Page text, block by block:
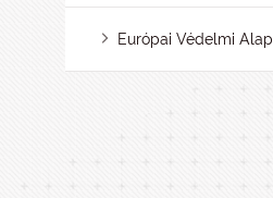
Európai Védelmi Alap